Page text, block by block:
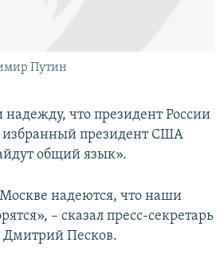
Путин
что президент России
президент США
общий язык».
надеются, что наши
– сказал пресс-секретарь
Дмитрий Песков.